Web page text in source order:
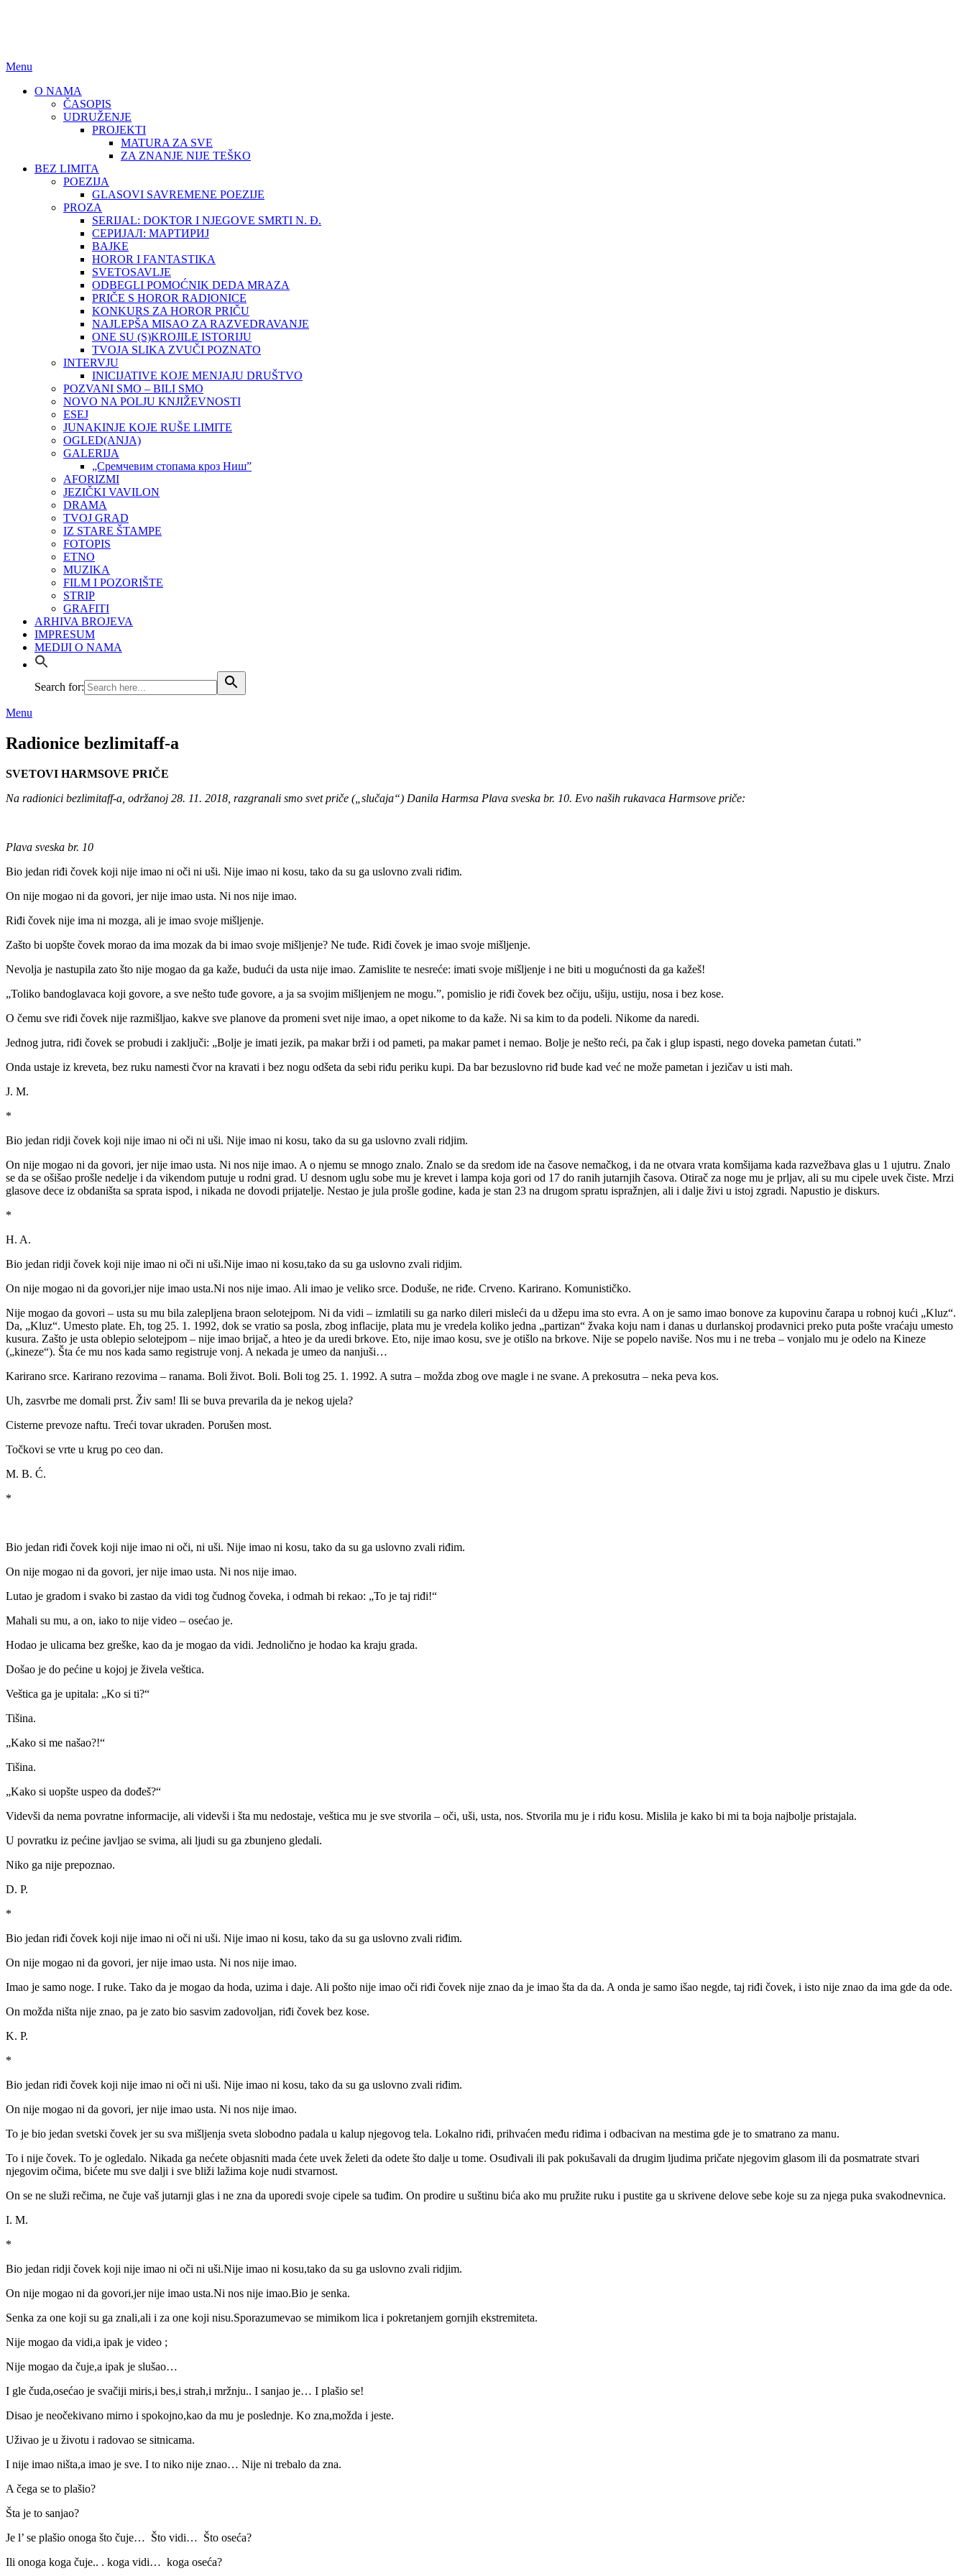
Menu
O NAMA
ČASOPIS
UDRUŽENJE
PROJEKTI
MATURA ZA SVE
ZA ZNANJE NIJE TEŠKO
BEZ LIMITA
POEZIJA
GLASOVI SAVREMENE POEZIJE
PROZA
SERIJAL: DOKTOR I NJEGOVE SMRTI N. Đ.
СЕРИЈАЛ: МАРТИРИЈ
BAJKE
HOROR I FANTASTIKA
SVETOSAVLJE
ODBEGLI POMOĆNIK DEDA MRAZA
PRIČE S HOROR RADIONICE
KONKURS ZA HOROR PRIČU
NAJLEPŠA MISAO ZA RAZVEDRAVANJE
ONE SU (S)KROJILE ISTORIJU
TVOJA SLIKA ZVUČI POZNATO
INTERVJU
INICIJATIVE KOJE MENJAJU DRUŠTVO
POZVANI SMO – BILI SMO
NOVO NA POLJU KNJIŽEVNOSTI
ESEJ
JUNAKINJE KOJE RUŠE LIMITE
OGLED(ANJA)
GALERIJA
„Сремчевим стопама кроз Ниш”
AFORIZMI
JEZIČKI VAVILON
DRAMA
TVOJ GRAD
IZ STARE ŠTAMPE
FOTOPIS
ETNO
MUZIKA
FILM I POZORIŠTE
STRIP
GRAFITI
ARHIVA BROJEVA
IMPRESUM
MEDIJI O NAMA
Search for:
Menu
Radionice bezlimitaff-a
SVETOVI HARMSOVE PRIČE
Na radionici bezlimitaff-a, održanoj 28. 11. 2018, razgranali smo svet priče („slučaja“) Danila Harmsa Plava sveska br. 10. Evo naših rukavaca Harmsove priče:
Plava sveska br. 10
Bio jedan riđi čovek koji nije imao ni oči ni uši. Nije imao ni kosu, tako da su ga uslovno zvali riđim.
On nije mogao ni da govori, jer nije imao usta. Ni nos nije imao.
Riđi čovek nije ima ni mozga, ali je imao svoje mišljenje.
Zašto bi uopšte čovek morao da ima mozak da bi imao svoje mišljenje? Ne tuđe. Riđi čovek je imao svoje mišljenje.
Nevolja je nastupila zato što nije mogao da ga kaže, budući da usta nije imao. Zamislite te nesreće: imati svoje mišljenje i ne biti u mogućnosti da ga kažeš!
„Toliko bandoglavaca koji govore, a sve nešto tuđe govore, a ja sa svojim mišljenjem ne mogu.”, pomislio je riđi čovek bez očiju, ušiju, ustiju, nosa i bez kose.
O čemu sve riđi čovek nije razmišljao, kakve sve planove da promeni svet nije imao, a opet nikome to da kaže. Ni sa kim to da podeli. Nikome da naredi.
Jednog jutra, riđi čovek se probudi i zaključi: „Bolje je imati jezik, pa makar brži i od pameti, pa makar pamet i nemao. Bolje je nešto reći, pa čak i glup ispasti, nego doveka pametan ćutati.”
Onda ustaje iz kreveta, bez ruku namesti čvor na kravati i bez nogu odšeta da sebi riđu periku kupi. Da bar bezuslovno riđ bude kad već ne može pametan i jezičav u isti mah.
J. M.
*
Bio jedan ridji čovek koji nije imao ni oči ni uši. Nije imao ni kosu, tako da su ga uslovno zvali ridjim.
On nije mogao ni da govori, jer nije imao usta. Ni nos nije imao. A o njemu se mnogo znalo. Znalo se da sredom ide na časove nemačkog, i da ne otvara vrata komšijama kada razvežbava glas u 1 ujutru. Znalo
se da se ošišao prošle nedelje i da vikendom putuje u rodni grad. U desnom uglu sobe mu je krevet i lampa koja gori od 17 do ranih jutarnjih časova. Otirač za noge mu je prljav, ali su mu cipele uvek čiste. Mrzi
glasove dece iz obdaništa sa sprata ispod, i nikada ne dovodi prijatelje. Nestao je jula prošle godine, kada je stan 23 na drugom spratu ispražnjen, ali i dalje živi u istoj zgradi. Napustio je diskurs.
*
H. A.
Bio jedan ridji čovek koji nije imao ni oči ni uši.Nije imao ni kosu,tako da su ga uslovno zvali ridjim.
On nije mogao ni da govori,jer nije imao usta.Ni nos nije imao. Ali imao je veliko srce. Doduše, ne riđe. Crveno. Karirano. Komunističko.
Nije mogao da govori – usta su mu bila zalepljena braon selotejpom. Ni da vidi – izmlatili su ga narko dileri misleći da u džepu ima sto evra. A on je samo imao bonove za kupovinu čarapa u robnoj kući „Kluz“.
Da, „Kluz“. Umesto plate. Eh, tog 25. 1. 1992, dok se vratio sa posla, zbog inflacije, plata mu je vredela koliko jedna „partizan“ žvaka koju nam i danas u durlanskoj prodavnici preko puta pošte vraćaju umesto
kusura. Zašto je usta oblepio selotejpom – nije imao brijač, a hteo je da uredi brkove. Eto, nije imao kosu, sve je otišlo na brkove. Nije se popelo naviše. Nos mu i ne treba – vonjalo mu je odelo na Kineze
(„kineze“). Šta će mu nos kada samo registruje vonj. A nekada je umeo da nanjuši…
Karirano srce. Karirano rezovima – ranama. Boli život. Boli. Boli tog 25. 1. 1992. A sutra – možda zbog ove magle i ne svane. A prekosutra – neka peva kos.
Uh, zasvrbe me domali prst. Živ sam! Ili se buva prevarila da je nekog ujela?
Cisterne prevoze naftu. Treći tovar ukraden. Porušen most.
Točkovi se vrte u krug po ceo dan.
M. B. Ć.
*
Bio jedan riđi čovek koji nije imao ni oči, ni uši. Nije imao ni kosu, tako da su ga uslovno zvali riđim.
On nije mogao ni da govori, jer nije imao usta. Ni nos nije imao.
Lutao je gradom i svako bi zastao da vidi tog čudnog čoveka, i odmah bi rekao: „To je taj riđi!“
Mahali su mu, a on, iako to nije video – osećao je.
Hodao je ulicama bez greške, kao da je mogao da vidi. Jednolično je hodao ka kraju grada.
Došao je do pećine u kojoj je živela veštica.
Veštica ga je upitala: „Ko si ti?“
Tišina.
„Kako si me našao?!“
Tišina.
„Kako si uopšte uspeo da dođeš?“
Videvši da nema povratne informacije, ali videvši i šta mu nedostaje, veštica mu je sve stvorila – oči, uši, usta, nos. Stvorila mu je i riđu kosu. Mislila je kako bi mi ta boja najbolje pristajala.
U povratku iz pećine javljao se svima, ali ljudi su ga zbunjeno gledali.
Niko ga nije prepoznao.
D. P.
*
Bio jedan riđi čovek koji nije imao ni oči ni uši. Nije imao ni kosu, tako da su ga uslovno zvali riđim.
On nije mogao ni da govori, jer nije imao usta. Ni nos nije imao.
Imao je samo noge. I ruke. Tako da je mogao da hoda, uzima i daje. Ali pošto nije imao oči riđi čovek nije znao da je imao šta da da. A onda je samo išao negde, taj riđi čovek, i isto nije znao da ima gde da ode.
On možda ništa nije znao, pa je zato bio sasvim zadovoljan, riđi čovek bez kose.
K. P.
*
Bio jedan riđi čovek koji nije imao ni oči ni uši. Nije imao ni kosu, tako da su ga uslovno zvali riđim.
On nije mogao ni da govori, jer nije imao usta. Ni nos nije imao.
To je bio jedan svetski čovek jer su sva mišljenja sveta slobodno padala u kalup njegovog tela. Lokalno riđi, prihvaćen među riđima i odbacivan na mestima gde je to smatrano za manu.
To i nije čovek. To je ogledalo. Nikada ga nećete objasniti mada ćete uvek želeti da odete što dalje u tome. Osuđivali ili pak pokušavali da drugim ljudima pričate njegovim glasom ili da posmatrate stvari
njegovim očima, bićete mu sve dalji i sve bliži lažima koje nudi stvarnost.
On se ne služi rečima, ne čuje vaš jutarnji glas i ne zna da uporedi svoje cipele sa tuđim. On prodire u suštinu bića ako mu pružite ruku i pustite ga u skrivene delove sebe koje su za njega puka svakodnevnica.
I. M.
*
Bio jedan ridji čovek koji nije imao ni oči ni uši.Nije imao ni kosu,tako da su ga uslovno zvali ridjim.
On nije mogao ni da govori,jer nije imao usta.Ni nos nije imao.Bio je senka.
Senka za one koji su ga znali,ali i za one koji nisu.Sporazumevao se mimikom lica i pokretanjem gornjih ekstremiteta.
Nije mogao da vidi,a ipak je video ;
Nije mogao da čuje,a ipak je slušao…
I gle čuda,osećao je svačiji miris,i bes,i strah,i mržnju.. I sanjao je… I plašio se!
Disao je neočekivano mirno i spokojno,kao da mu je poslednje. Ko zna,možda i jeste.
Uživao je u životu i radovao se sitnicama.
I nije imao ništa,a imao je sve. I to niko nije znao… Nije ni trebalo da zna.
A čega se to plašio?
Šta je to sanjao?
Je l’ se plašio onoga što čuje… Što vidi… Što oseća?
Ili onoga koga čuje.. . koga vidi… koga oseća?